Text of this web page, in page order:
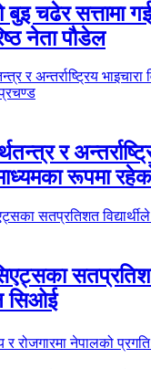
चढेर सत्तामा
नेता पौडेल
र
रूपमा
सतप्रतिशत
सिओई